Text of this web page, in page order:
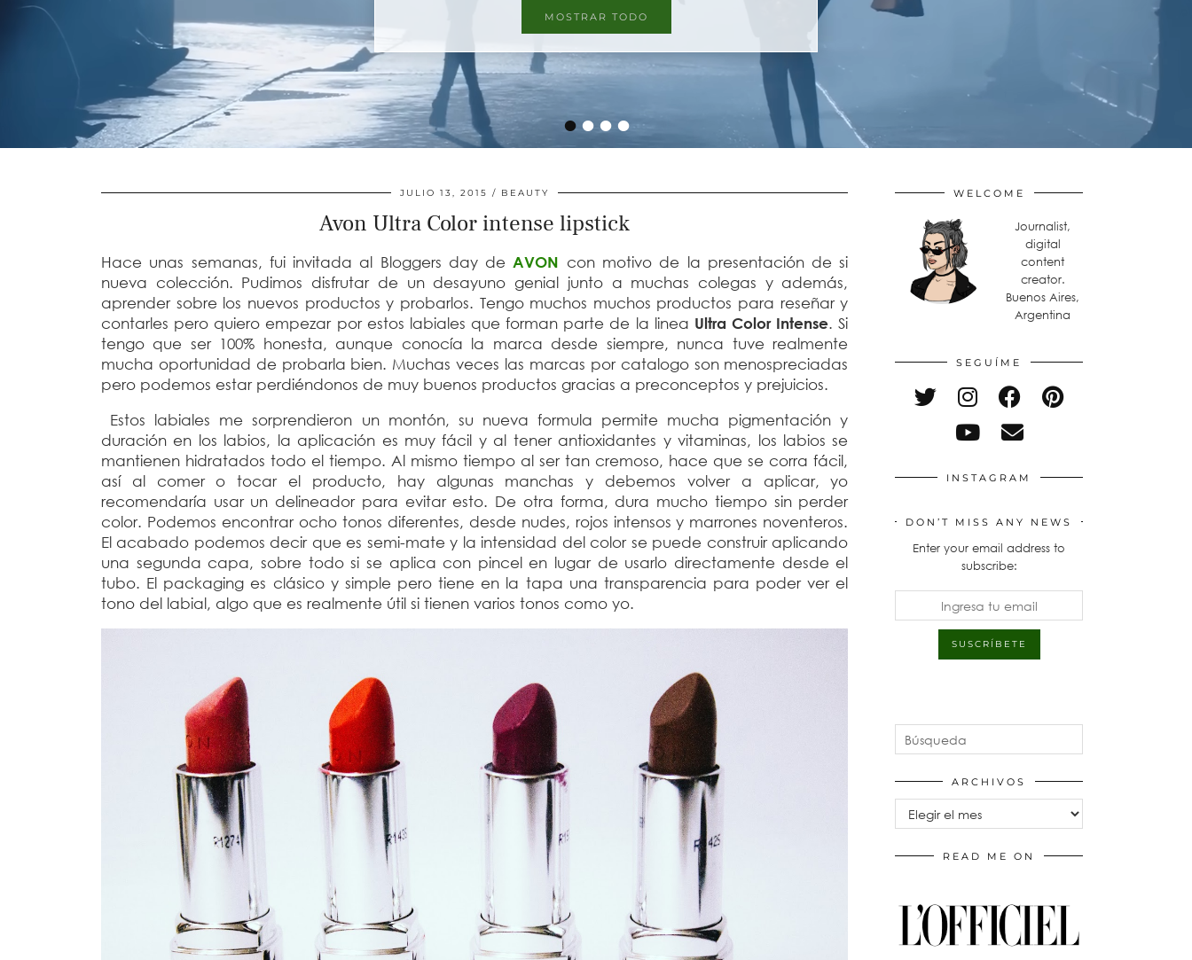
••••
MOSTRAR TODO
MOSTRAR TODO
JULIO 13, 2015 BEAUTY
Avon Ultra Color intense lipstick
Hace unas semanas, fui invitada al Bloggers day deAVON con motivo de la presentación de si
nueva colección. Pudimos disfrutar de un desayuno genial junto a muchas colegas y además,
aprender sobre los nuevos productos y probarlos. Tengo muchos muchos productos para reseñar y
contarles pero quiero empezar por estos labiales que forman parte de la linea Ultra Color Intense. Si
tengo que ser 100% honesta, aunque conocía la marca desde siempre, nunca tuve realmente
mucha oportunidad de probarla bien. Muchas veces las marcas por catalogo son menospreciadas
pero podemos estar perdiéndonos de muy buenos productos gracias a preconceptos y prejuicios.
Estos labiales me sorprendieron un montón, su nueva formula permite mucha pigmentación y
duración en los labios, la aplicación es muy fácil y al tener antioxidantes y vitaminas, los labios se
mantienen hidratados todo el tiempo. Al mismo tiempo al ser tan cremoso, hace que se corra fácil,
así al comer o tocar el producto, hay algunas manchas y debemos volver a aplicar, yo
recomendaría usar un delineador para evitar esto. De otra forma, dura mucho tiempo sin perder
color. Podemos encontrar ocho tonos diferentes, desde nudes, rojos intensos y marrones noventeros.
El acabado podemos decir que es semi-mate y la intensidad del color se puede construir aplicando
una segunda capa, sobre todo si se aplica con pincel en lugar de usarlo directamente desde el
tubo. El packaging es clásico y simple pero tiene en la tapa una transparencia para poder ver el
tono del labial, algo que es realmente útil si tienen varios tonos como yo.
WELCOME
Journalist,
digital
content
creator.
Buenos Aires,
Argentina
SEGUÍME
INSTAGRAM
DON’T MISS ANY NEWS
Enter your email address to
subscribe:
ARCHIVOS
Archivos
READ ME ON